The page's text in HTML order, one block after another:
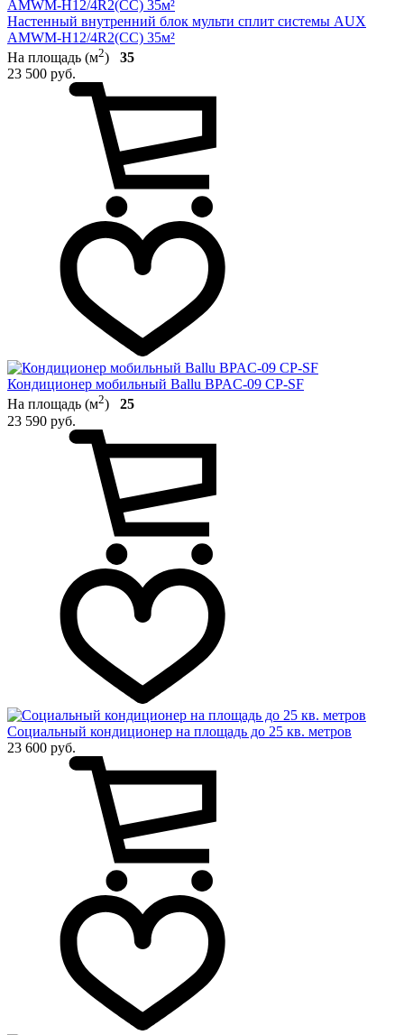
Настенный внутренний блок мульти сплит системы AUX
AMWM-H12/4R2(CC) 35м²
На площадь (м2) 35
23 500 руб.
Кондиционер мобильный Ballu BPAC-09 CP-SF
На площадь (м2) 25
23 590 руб.
Социальный кондиционер на площадь до 25 кв. метров
23 600 руб.